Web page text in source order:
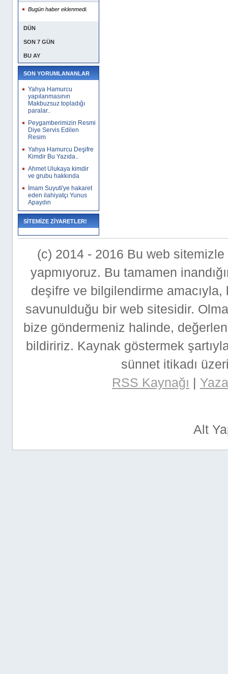
Bugün haber eklenmedi.
DÜN
SON 7 GÜN
BU AY
SON YORUMLANANLAR
Yahya Hamurcu
yapılanmasının
Makbuzsuz topladığı
paralar..
Peygamberimizin Resmi
Diye Servis Edilen
Resim
Yahya Hamurcu Deşifre
Kimdir Bu Yazıda..
Ahmet Ulukaya kimdir
ve grubu hakkında
İmam Suyuti'ye hakaret
eden ilahiyatçı Yunus
Apaydın
SİTEMİZE ZİYARETLER!
(c) 2014 - 2016 Bu web
yapmıyoruz. Bu tamamen
deşifre ve bilgilendirme
savunulduğu bir web sitesidir.
bize göndermeniz halinde,
bildiririz. Kaynak göstermek
sünnet itikadı
RSS Kaynağı |
Alt